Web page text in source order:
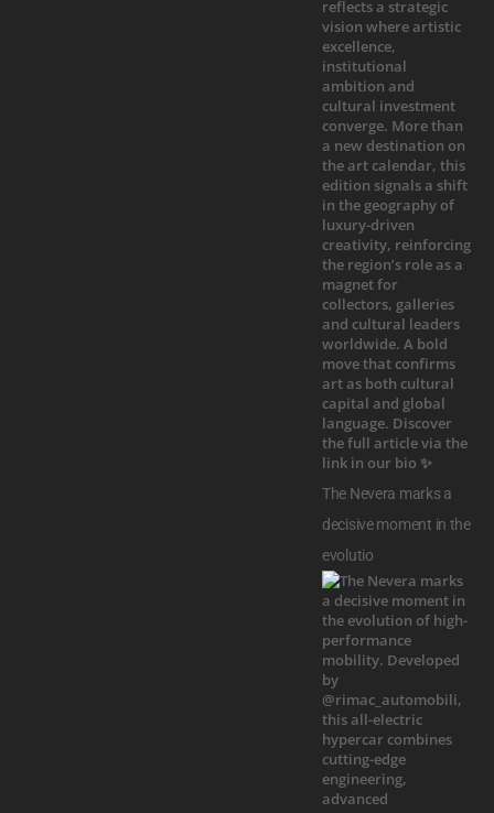
The Nevera marks a
decisive moment in the
evolutio